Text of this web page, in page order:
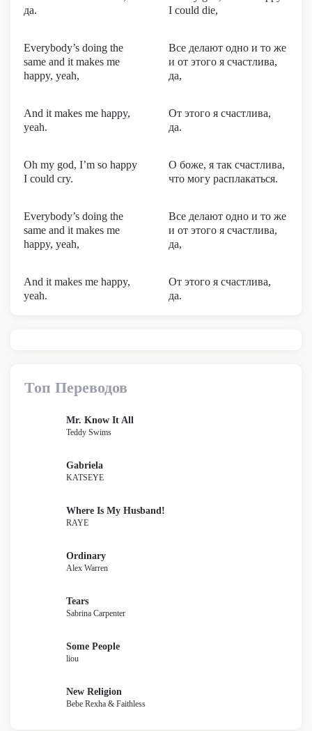
да.
I could die,
Everybody’s doing the
same and it makes me
happy, yeah,
Все делают одно и то же
и от этого я счастлива,
да,
And it makes me happy,
yeah.
От этого я счастлива,
да.
Oh my god, I’m so happy
I could cry.
О боже, я так счастлива,
что могу расплакаться.
Everybody’s doing the
same and it makes me
happy, yeah,
Все делают одно и то же
и от этого я счастлива,
да,
And it makes me happy,
yeah.
От этого я счастлива,
да.
Топ Переводов
Mr. Know It All
Teddy Swims
Gabriela
KATSEYE
Where Is My Husband!
RAYE
Ordinary
Alex Warren
Tears
Sabrina Carpenter
Some People
liou
New Religion
Bebe Rexha & Faithless